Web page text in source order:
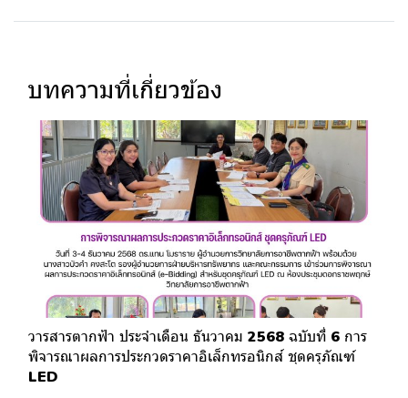
บทความที่เกี่ยวข้อง
วารสารตากฟ้า ประจำเดือน ธันวาคม 2568 ฉบับที่ 6 การ
พิจารณาผลการประกวดราคาอิเล็กทรอนิกส์ ชุดครุภัณฑ์
LED